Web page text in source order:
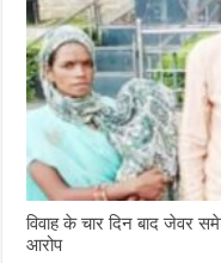
विवाह के चार दिन बाद जेवर
आरोप